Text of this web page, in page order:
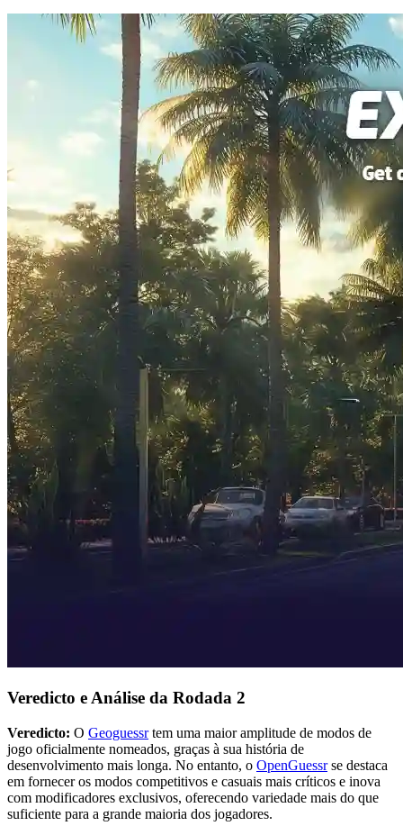
Veredicto e Análise da Rodada 2
Veredicto: O Geoguessrtem uma maior amplitude de modos de
jogo oficialmente nomeados, graças à sua história de
desenvolvimento mais longa. No entanto, o OpenGuessrse destaca
em fornecer os modos competitivos e casuais mais críticos e inova
com modificadores exclusivos, oferecendo variedade mais do que
suficiente para a grande maioria dos jogadores.